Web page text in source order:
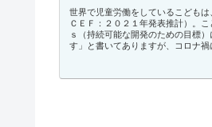
世界で児童労働をしているこども
ＣＥＦ：２０２１年発表推計）。
ｓ（持続可能な開発のための目標
す」と書いてありますが、コロナ禍